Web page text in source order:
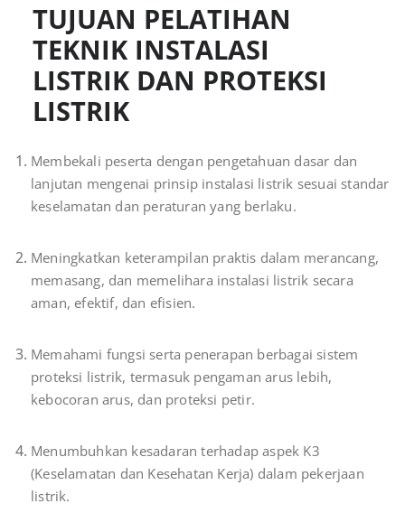
TUJUAN PELATIHAN
TEKNIK INSTALASI
LISTRIK DAN PROTEKSI
LISTRIK
Membekali peserta dengan pengetahuan dasar dan
lanjutan mengenai prinsip instalasi listrik sesuai standar
keselamatan dan peraturan yang berlaku.
Meningkatkan keterampilan praktis dalam merancang,
memasang, dan memelihara instalasi listrik secara
aman, efektif, dan efisien.
Memahami fungsi serta penerapan berbagai sistem
proteksi listrik, termasuk pengaman arus lebih,
kebocoran arus, dan proteksi petir.
Menumbuhkan kesadaran terhadap aspek K3
(Keselamatan dan Kesehatan Kerja) dalam pekerjaan
listrik.